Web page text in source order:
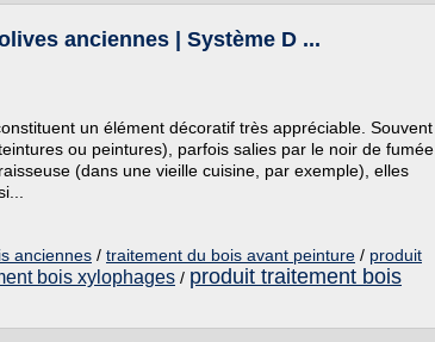
anciennes | Système D ...
un élément décoratif très appréciable. Souvent
ou peintures), parfois salies par le noir de fumée
(dans une vieille cuisine, par exemple), elles
anciennes / traitement du bois avant peinture / produit
bois xylophages / produit traitement bois